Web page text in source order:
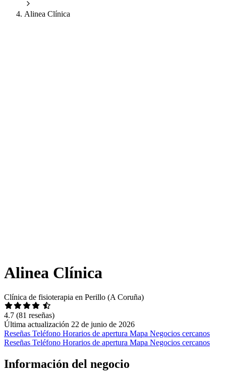
Alinea Clínica
Alinea Clínica
Clínica de fisioterapia en Perillo (A Coruña)
4.7 (81 reseñas)
Última actualización 22 de junio de 2026
Reseñas Teléfono Horarios de apertura Mapa Negocios cercanos
Reseñas Teléfono Horarios de apertura Mapa Negocios cercanos
Información del negocio